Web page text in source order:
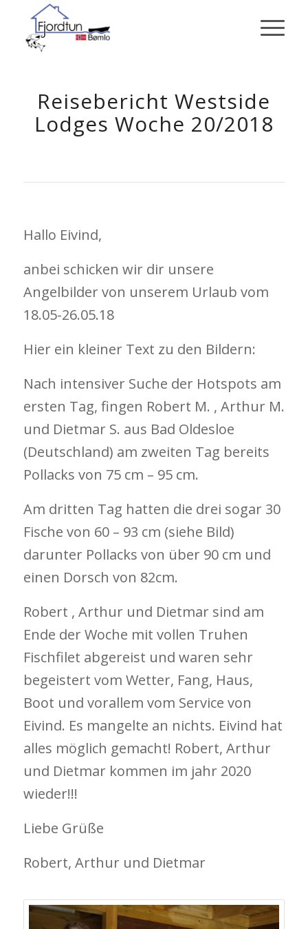
Reisebericht Westside
Lodges Woche 20/2018
Hallo Eivind,
anbei schicken wir dir unsere
Angelbilder von unserem Urlaub vom
18.05-26.05.18
Hier ein kleiner Text zu den Bildern:
Nach intensiver Suche der Hotspots am
ersten Tag, fingen Robert M. , Arthur M.
und Dietmar S. aus Bad Oldesloe
(Deutschland) am zweiten Tag bereits
Pollacks von 75 cm – 95 cm.
Am dritten Tag hatten die drei sogar 30
Fische von 60 – 93 cm (siehe Bild)
darunter Pollacks von über 90 cm und
einen Dorsch von 82cm.
Robert , Arthur und Dietmar sind am
Ende der Woche mit vollen Truhen
Fischfilet abgereist und waren sehr
begeistert vom Wetter, Fang, Haus,
Boot und vorallem vom Service von
Eivind. Es mangelte an nichts. Eivind hat
alles möglich gemacht! Robert, Arthur
und Dietmar kommen im jahr 2020
wieder!!!
Liebe Grüße
Robert, Arthur und Dietmar